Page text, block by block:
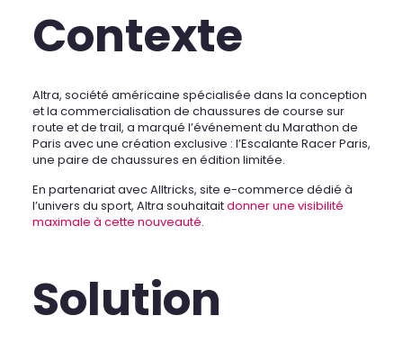
Contexte
Altra, société américaine spécialisée dans la conception
et la commercialisation de chaussures de course sur
route et de trail, a marqué l’événement du Marathon de
Paris avec une création exclusive : l’Escalante Racer Paris,
une paire de chaussures en édition limitée.
En partenariat avec Alltricks, site e-commerce dédié à
l’univers du sport, Altra souhaitaitdonner une visibilité
maximale à cette nouveauté.
Solution